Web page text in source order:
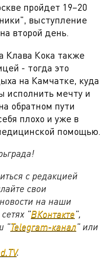
пройдет 19–20
выступление
второй день.
Клава Кока также
- тогда это
на Камчатке, куда
исполнить мечту и
обратном пути
плохо и уже в
помощью.
с редакцией
свои
на наши
"ВКонтакте",
"Telegram-канал" или
.